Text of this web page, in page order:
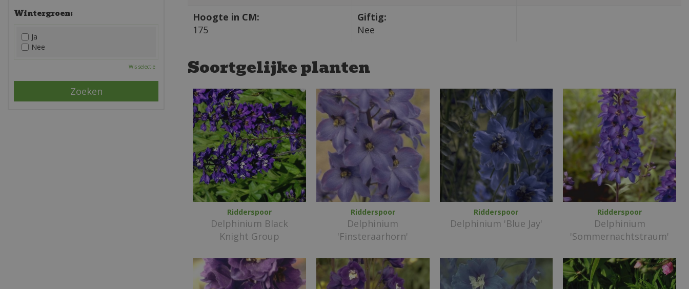
Hoogte in CM:
175
Giftig:
Nee
Soortgelijke planten
Ridderspoor
Delphinium Black
Knight Group
Ridderspoor
Delphinium
'Finsteraarhorn'
Ridderspoor
Delphinium 'Blue Jay'
Ridderspoor
Delphinium
'Sommernachtstraum'
Roze
Wintergroen:
Ja
Nee
Wis selectie